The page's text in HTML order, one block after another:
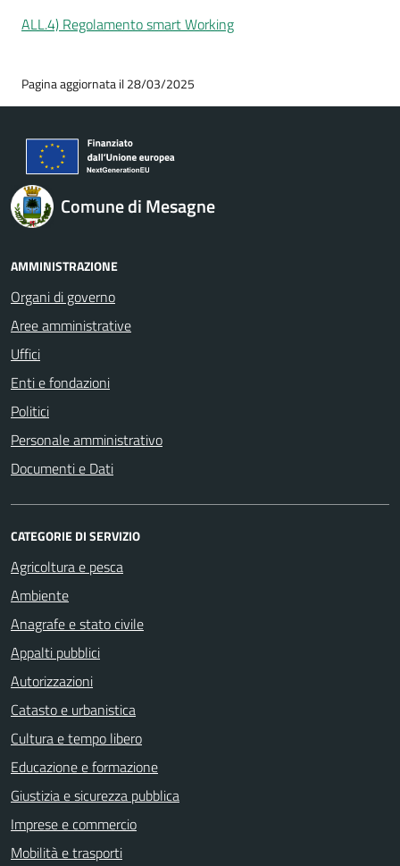
ALL.4) Regolamento smart Working
Pagina aggiornata il 28/03/2025
Comune di Mesagne
AMMINISTRAZIONE
Organi di governo
Aree amministrative
Uffici
Enti e fondazioni
Politici
Personale amministrativo
Documenti e Dati
CATEGORIE DI SERVIZIO
Agricoltura e pesca
Ambiente
Anagrafe e stato civile
Appalti pubblici
Autorizzazioni
Catasto e urbanistica
Cultura e tempo libero
Educazione e formazione
Giustizia e sicurezza pubblica
Imprese e commercio
Mobilità e trasporti